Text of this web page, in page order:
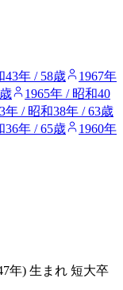
43年 / 58歳
1967年
1965年 / 昭和40
年 / 昭和38年 / 63歳
36年 / 65歳
1960年
年) 生まれ 短大卒